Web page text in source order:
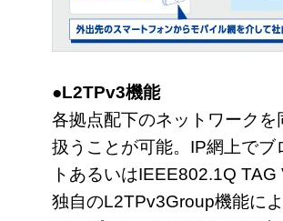
●L2TPv3機能
各拠点配下のネットワーク
扱うことが可能。IP網上で
トあるいはIEEE802.1Q
独自のL2TPv3Group機能に